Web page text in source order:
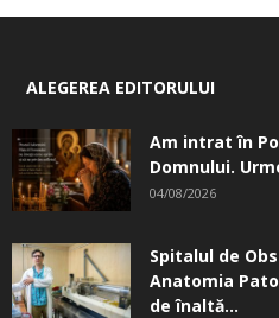
ALEGEREA EDITORULUI
Am intrat în
Domnului.
04/08/2026
Spitalul de
Anatomia
de înaltă...